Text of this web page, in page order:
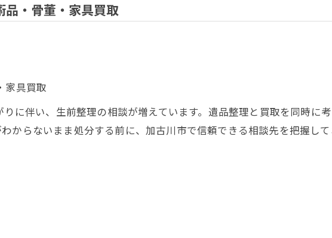
品・骨董・家具買取
家具買取
に伴い、生前整理の相談が増えています。遺品整理と買取を同時に
からないまま処分する前に、加古川市で信頼できる相談先を把握して